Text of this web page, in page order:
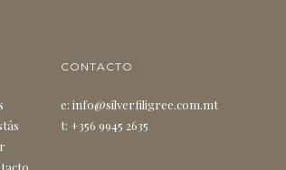
CONTACTO
e: info@silverfiligree.com.mt
t: +356 9945 2635